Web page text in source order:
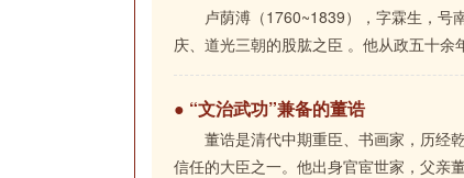
卢荫溥（1760~1839），字霖生，号
庆、道光三朝的股肱之臣 。他从政五十余
● “文治武功”兼备的董诰
董诰是清代中期重臣、书画家，历经
信任的大臣之一。他出身官宦世家，父亲